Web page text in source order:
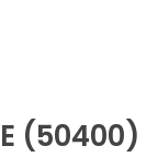
(50400)